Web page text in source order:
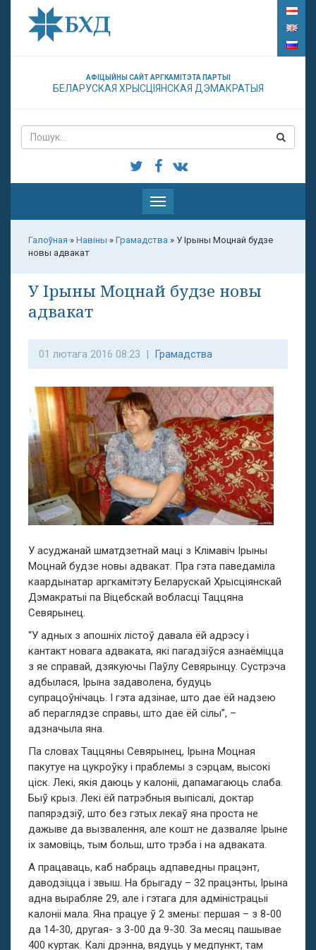
АФІЦЫЙНЫ САЙТ АРГКАМІТЭТА ПАРТЫІ
БЕЛАРУСКАЯ ХРЫСЦІЯНСКАЯ ДЭМАКРАТЫЯ
Паказаць
меню
Галоўная » Навіны » Грамадства » У Ірыны Моцнай будзе
новы адвакат
У Ірыны Моцнай будзе новы
адвакат
01 лютага 2016 08:23 | Грамадства
У асуджанай шматдзетнай маці з Клімавіч Ірыны
Моцнай будзе новы адвакат. Пра гэта паведаміла
каардынатар аргкамітэту Беларускай Хрысціянскай
Дэмакратыі па Віцебскай вобласці Таццяна
Севярынец.
“У адных з апошніх лістоў давала ёй адрэсу і
кантакт новага адваката, які пагадзіўся азнаёміцца
з яе справай, дзякуючы Паўлу Севярынцу. Сустрэча
адбылася, Ірына задаволена, будуць
супрацоўнічаць. І гэта адзінае, што дае ёй надзею
аб пераглядзе справы, што дае ёй сілы”, –
адзначыла яна.
Па словах Таццяны Севярынец, Ірына Моцная
пакутуе на цукроўку і праблемы з сэрцам, высокі
ціск. Лекі, якія даюць у калоніі, дапамагаюць слаба.
Быў крыз. Лекі ёй патрэбныя выпісалі, доктар
папярэдзіў, што без гэтых лекаў яна проста не
дажыве да вызвалення, але кошт не дазваляе Ірыне
іх замовіць, тым больш, што трэба і на адваката.
А працаваць, каб набраць адпаведны працэнт,
даводзіцца і звыш. На брыгаду – 32 працэнты, Ірына
адна вырабляе 29, але і гэтага для адміністрацыі
калоніі мала. Яна працуе ў 2 змены: першая – з 8-00
да 14-30, другая- з 3-00 да 9-30. За месяц пашывае
400 куртак. Калі дрэнна, вядуць у медпункт, там